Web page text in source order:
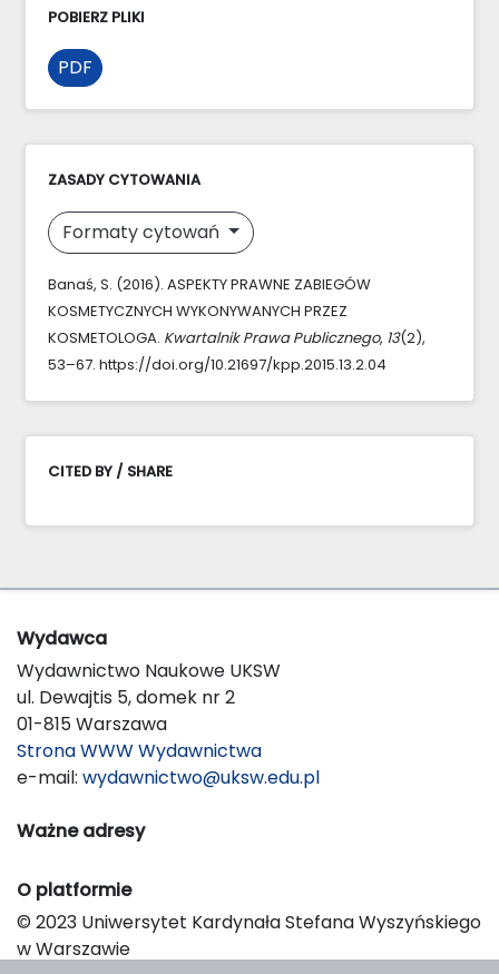
POBIERZ PLIKI
PDF
ZASADY CYTOWANIA
Formaty cytowań
Banaś, S. (2016). ASPEKTY PRAWNE ZABIEGÓW
KOSMETYCZNYCH WYKONYWANYCH PRZEZ
KOSMETOLOGA. Kwartalnik Prawa Publicznego, 13(2),
53–67. https://doi.org/10.21697/kpp.2015.13.2.04
CITED BY / SHARE
Wydawca
Wydawnictwo Naukowe UKSW
ul. Dewajtis 5, domek nr 2
01-815 Warszawa
Strona WWW Wydawnictwa
e-mail: wydawnictwo@uksw.edu.pl
Ważne adresy
O platformie
© 2023 Uniwersytet Kardynała Stefana Wyszyńskiego
w Warszawie